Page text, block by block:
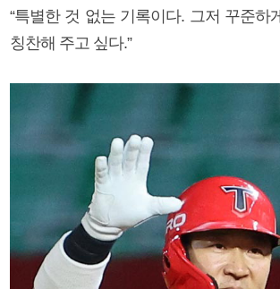
“특별한 것 없는 기록이다. 그저 꾸준하
칭찬해 주고 싶다.”